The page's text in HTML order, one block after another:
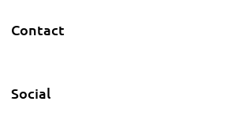
Contact
Social